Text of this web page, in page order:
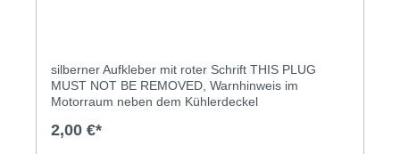
silberner Aufkleber mit roter Schrift THIS PLUG
MUST NOT BE REMOVED, Warnhinweis im
Motorraum neben dem Kühlerdeckel
2,00 €*